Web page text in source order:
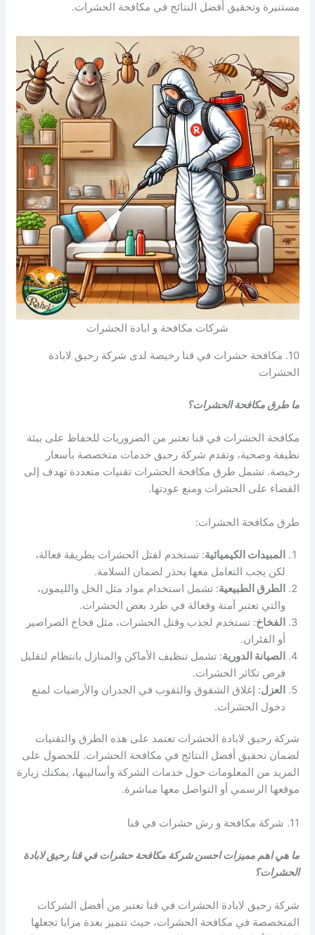
مستنيرة وتحقيق أفضل النتائج في مكافحة الحشرات.
شركات مكافحة و ابادة الحشرات
10. مكافحة حشرات في قنا رخيصة لدى شركة رحيق لابادة
الحشرات
ما طرق مكافحة الحشرات؟
مكافحة الحشرات في قنا تعتبر من الضروريات للحفاظ على بيئة
نظيفة وصحية، وتقدم شركة رحيق خدمات متخصصة بأسعار
رخيصة. تشمل طرق مكافحة الحشرات تقنيات متعددة تهدف إلى
القضاء على الحشرات ومنع عودتها.
طرق مكافحة الحشرات:
المبيدات الكيميائية: تستخدم لقتل الحشرات بطريقة فعالة،
لكن يجب التعامل معها بحذر لضمان السلامة.
الطرق الطبيعية: تشمل استخدام مواد مثل الخل والليمون،
والتي تعتبر آمنة وفعالة في طرد بعض الحشرات.
الفخاخ: تستخدم لجذب وقتل الحشرات، مثل فخاخ الصراصير
أو الفئران.
الصيانة الدورية: تشمل تنظيف الأماكن والمنازل بانتظام لتقليل
فرص تكاثر الحشرات.
العزل: إغلاق الشقوق والثقوب في الجدران والأرضيات لمنع
دخول الحشرات.
شركة رحيق لابادة الحشرات تعتمد على هذه الطرق والتقنيات
لضمان تحقيق أفضل النتائج في مكافحة الحشرات. للحصول على
المزيد من المعلومات حول خدمات الشركة وأساليبها، يمكنك زيارة
موقعها الرسمي أو التواصل معها مباشرة.
11. شركة مكافحة و رش حشرات في قنا
ما هي اهم مميزات احسن شركة مكافحة حشرات في قنا رحيق لابادة
الحشرات؟
شركة رحيق لابادة الحشرات في قنا تعتبر من أفضل الشركات
المتخصصة في مكافحة الحشرات، حيث تتميز بعدة مزايا تجعلها